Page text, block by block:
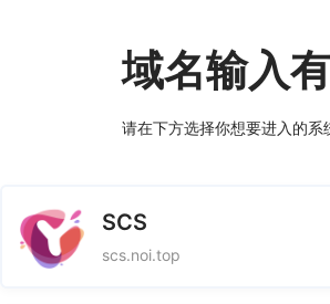
域名输入
请在下方选择你想要进入的系
SCS
scs.noi.top